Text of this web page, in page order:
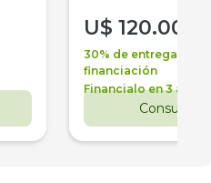
U$ 120.000
30% de entrega +
financiación
Financialo en 3 años
Consultar